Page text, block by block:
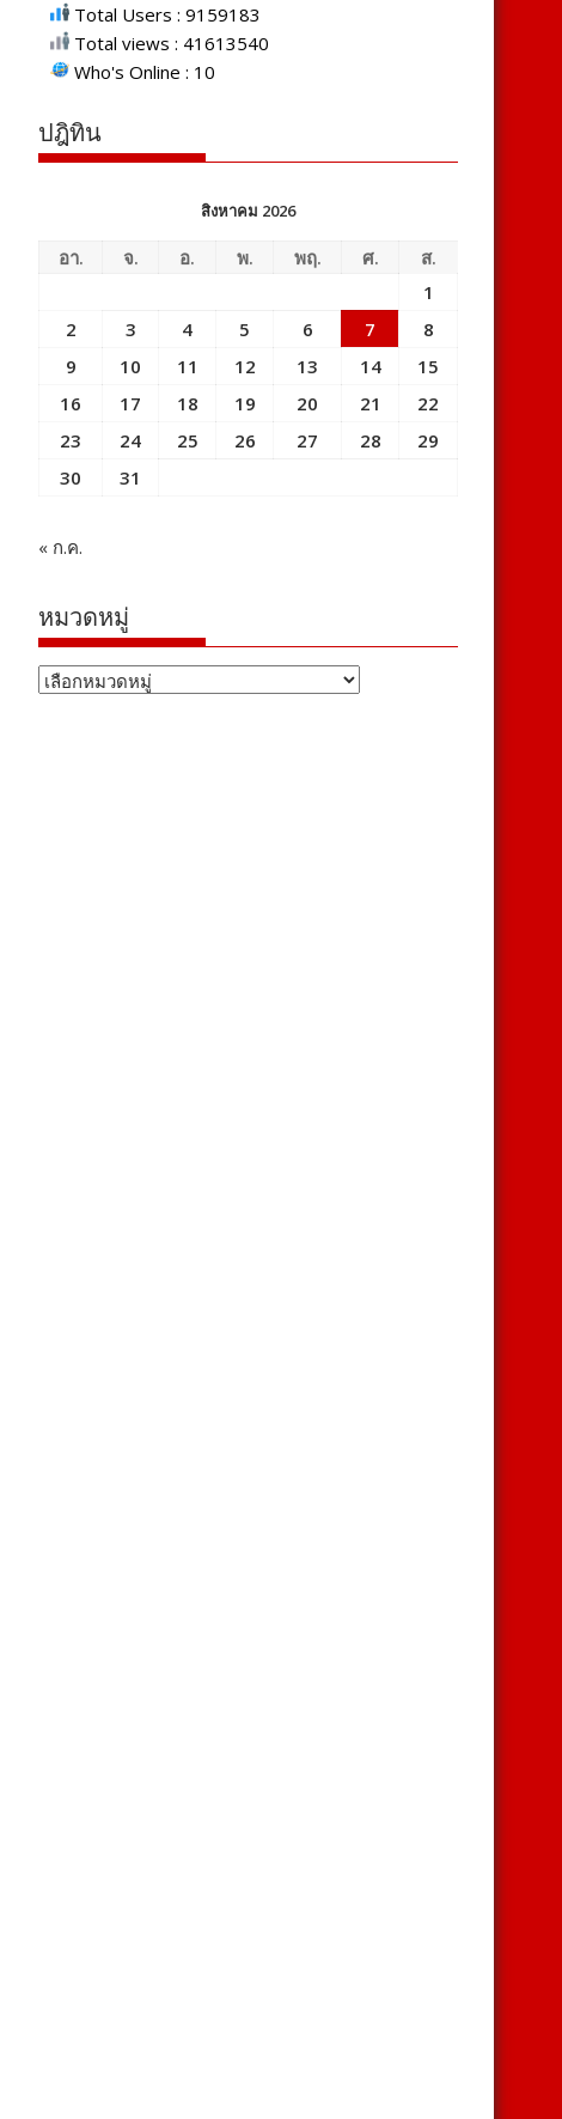
Total Users : 9159183
Total views : 41613540
Who's Online : 10
ปฎิทิน
สิงหาคม 2026
อา. จ. อ. พ. พฤ. ศ.
ส.
1
2
3 4 5 6 7
8
9
10 11 12 13 14
15
16
17 18 19 20 21
22
23
24 25 26 27 28
29
30
31
« ก.ค.
หมวดหมู่
หมวด